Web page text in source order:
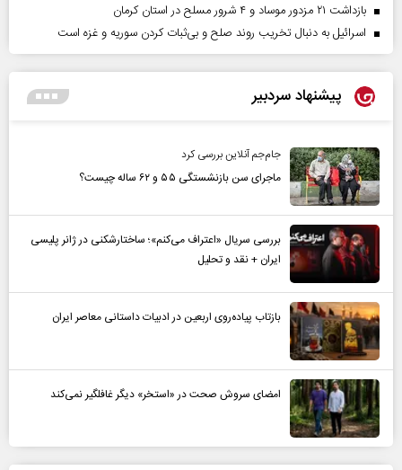
بازداشت ۲۱ مزدور موساد و ۴ شرور مسلح در استان کرمان
اسرائیل به دنبال تخریب روند صلح و بی‌ثبات کردن سوریه و غزه است
پیشنهاد سردبیر
جام‌جم آنلاین بررسی کرد
ماجرای سن بازنشستگی ۵۵ و ۶۲ ساله چیست؟
بررسی سریال «اعتراف می‌کنم»؛ ساختارشکنی در ژانر پلیسی
ایران + نقد و تحلیل
بازتاب پیاده‌روی اربعین در ادبیات داستانی معاصر ایران
امضای سروش صحت در «استخر» دیگر غافلگیر نمی‌کند